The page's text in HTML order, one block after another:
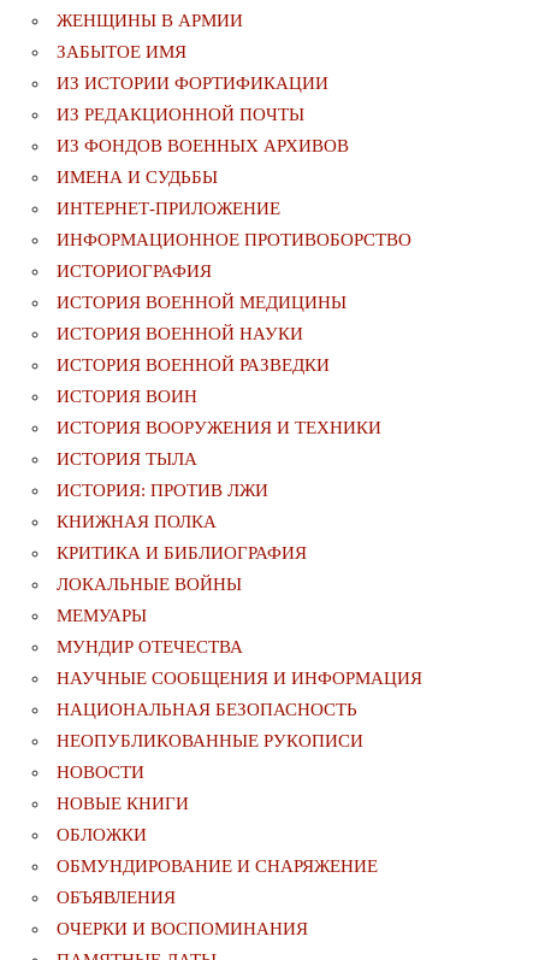
ЖЕНЩИНЫ В АРМИИ
ЗАБЫТОЕ ИМЯ
ИЗ ИСТОРИИ ФОРТИФИКАЦИИ
ИЗ РЕДАКЦИОННОЙ ПОЧТЫ
ИЗ ФОНДОВ ВОЕННЫХ АРХИВОВ
ИМЕНА И СУДЬБЫ
ИНТЕРНЕТ-ПРИЛОЖЕНИЕ
ИНФОРМАЦИОННОЕ ПРОТИВОБОРСТВО
ИСТОРИОГРАФИЯ
ИСТОРИЯ ВОЕННОЙ МЕДИЦИНЫ
ИСТОРИЯ ВОЕННОЙ НАУКИ
ИСТОРИЯ ВОЕННОЙ РАЗВЕДКИ
ИСТОРИЯ ВОИН
ИСТОРИЯ ВООРУЖЕНИЯ И ТЕХНИКИ
ИСТОРИЯ ТЫЛА
ИСТОРИЯ: ПРОТИВ ЛЖИ
КНИЖНАЯ ПОЛКА
КРИТИКА И БИБЛИОГРАФИЯ
ЛОКАЛЬНЫЕ ВОЙНЫ
МЕМУАРЫ
МУНДИР ОТЕЧЕСТВА
НАУЧНЫЕ СООБЩЕНИЯ И ИНФОРМАЦИЯ
НАЦИОНАЛЬНАЯ БЕЗОПАСНОСТЬ
НЕОПУБЛИКОВАННЫЕ РУКОПИСИ
НОВОСТИ
НОВЫЕ КНИГИ
ОБЛОЖКИ
ОБМУНДИРОВАНИЕ И СНАРЯЖЕНИЕ
ОБЪЯВЛЕНИЯ
ОЧЕРКИ И ВОСПОМИНАНИЯ